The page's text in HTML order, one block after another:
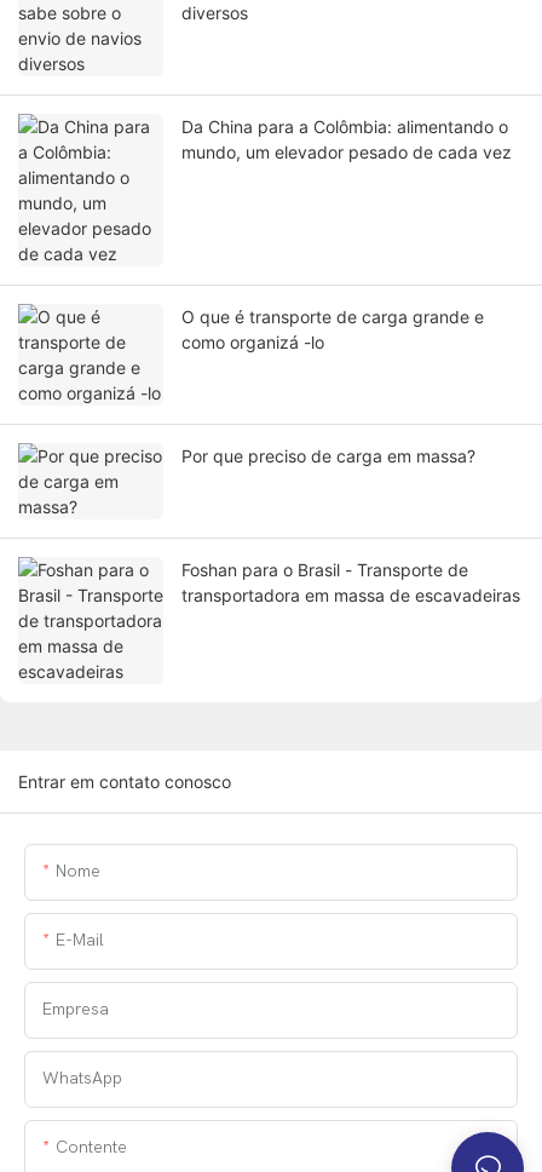
diversos
Da China para a Colômbia: alimentando o
mundo, um elevador pesado de cada vez
O que é transporte de carga grande e
como organizá -lo
Por que preciso de carga em massa?
Foshan para o Brasil - Transporte de
transportadora em massa de escavadeiras
Entrar em contato conosco
Nome
E-Mail
Empresa
WhatsApp
Contente